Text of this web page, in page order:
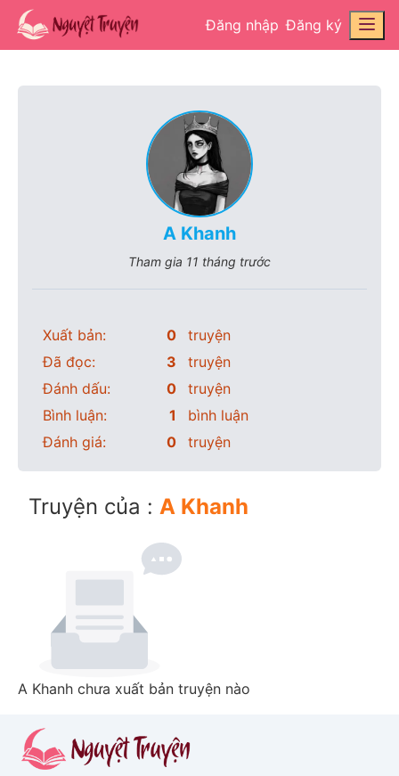
Đăng nhập Đăng ký
A Khanh
Tham gia 11 tháng trước
Xuất bản: 0
truyện
Đã đọc:
3
truyện
Đánh dấu:
0
truyện
Bình luận:
1
bình luận
Đánh giá:
0 truyện
Truyện của : A Khanh
A Khanh chưa xuất bản truyện nào